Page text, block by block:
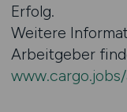
Erfolg.
Weitere
Arbeitgeber